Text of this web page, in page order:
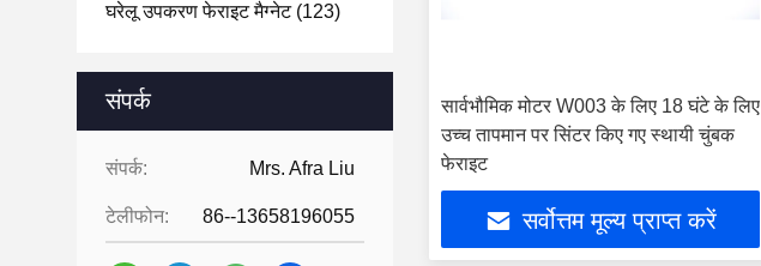
घरेलू उपकरण फेराइट मैग्नेट(123)
संपर्क
संपर्क: Mrs. Afra Liu
टेलीफोन: 86--13658196055
सार्वभौमिक मोटर W003 के लिए 18 घंटे के लिए
उच्च तापमान पर सिंटर किए गए स्थायी चुंबक
फेराइट
सर्वोत्तम मूल्य प्राप्त करें